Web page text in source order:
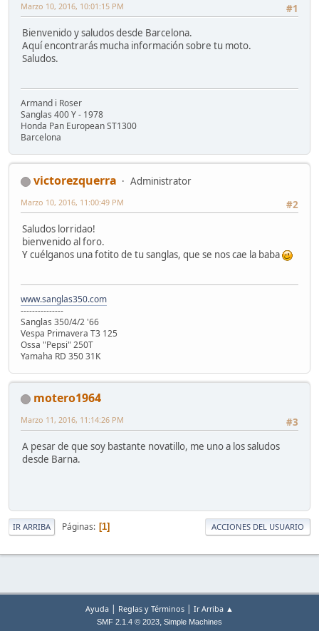
#1
Marzo 10, 2016, 10:01:15 PM
Bienvenido y saludos desde Barcelona.
Aquí encontrarás mucha información sobre tu moto.
Saludos.
Armand i Roser
Sanglas 400 Y - 1978
Honda Pan European ST1300
Barcelona
victorezquerra
Administrator
#2
Marzo 10, 2016, 11:00:49 PM
Saludos lorridao!
bienvenido al foro.
Y cuélganos una fotito de tu sanglas, que se nos cae la baba
www.sanglas350.com
---------------
Sanglas 350/4/2 '66
Vespa Primavera T3 125
Ossa "Pepsi" 250T
Yamaha RD 350 31K
motero1964
#3
Marzo 11, 2016, 11:14:26 PM
A pesar de que soy bastante novatillo, me uno a los saludos
desde Barna.
IR ARRIBA Páginas 1 ACCIONES DEL USUARIO
Ayuda Reglas y Términos Ir Arriba ▲
SMF 2.1.4 © 2023, Simple Machines